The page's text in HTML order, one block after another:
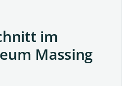
im
Massing